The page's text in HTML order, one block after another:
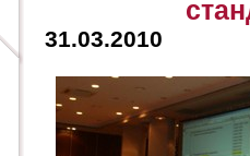
31.03.2010